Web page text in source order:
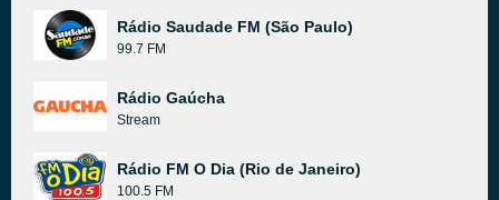
Rádio Saudade FM (São Paulo)
99.7 FM
Rádio Gaúcha
Stream
Rádio FM O Dia (Rio de Janeiro)
100.5 FM